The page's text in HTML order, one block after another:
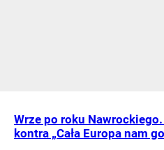
Wrze po roku
kontra „Cała Europa nam